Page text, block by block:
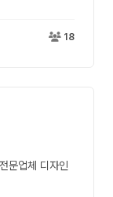
18
문업체 디자인